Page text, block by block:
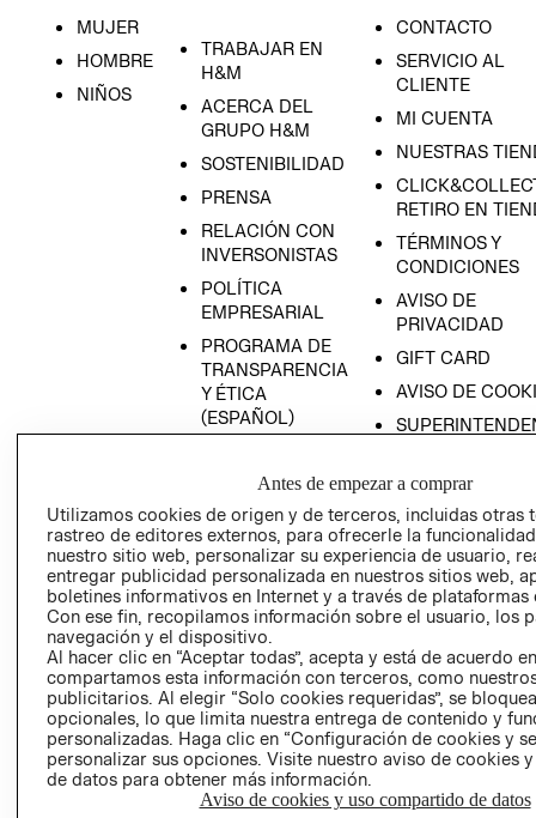
MUJER
HOMBRE
NIÑOS
TRABAJAR EN
H&M
ACERCA DEL
GRUPO H&M
SOSTENIBILIDAD
PRENSA
RELACIÓN CON
INVERSONISTAS
POLÍTICA
EMPRESARIAL
PROGRAMA DE
TRANSPARENCIA
Y ÉTICA
(ESPAÑOL)
TRANSPARENCIA
CONTACTO
SERVICIO AL
CLIENTE
MI CUENTA
NUESTRAS
RETIRO EN
TÉRMINOS Y
CONDICIONES
AVISO DE
PRIVACIDAD
GIFT CARD
AVISO DE
PETICIONES
QUEJAS Y
RECLAMOS
Colombia ($)
CAMBIAR REGIÓN
Antes de empezar a comprar
Utilizamos cookies de origen y de terceros, incluidas otras
rastreo de editores externos, para ofrecerle la
nuestro sitio web, personalizar su experiencia de usuario,
entregar publicidad personalizada en nuestros sitios web,
boletines informativos en Internet y a través de plataformas
Con ese fin, recopilamos información sobre el usuario, los
navegación y el dispositivo.
Al hacer clic en “Aceptar todas”, acepta y está de acuerdo
compartamos esta información con terceros, como
publicitarios. Al elegir “Solo cookies requeridas”, se
opcionales, lo que limita nuestra entrega de contenido y
personalizadas. Haga clic en “Configuración de cookies y
personalizar sus opciones. Visite nuestro aviso de cookies
de datos para obtener más información.
Aviso de cookies y uso compartido de datos